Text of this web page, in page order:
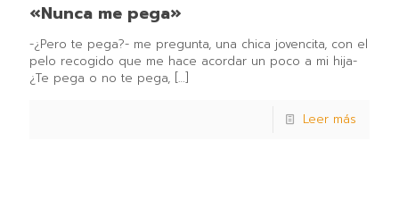
«Nunca me pega»
-¿Pero te pega?- me pregunta, una chica jovencita, con el
pelo recogido que me hace acordar un poco a mi hija-
¿Te pega o no te pega, […]
Leer más